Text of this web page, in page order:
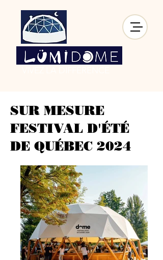
SUR MESURE
FESTIVAL D'ÉTÉ
DE QUÉBEC 2024